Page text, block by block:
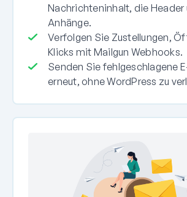
Nachrichteninhalt, die Header
Anhänge.
Verfolgen Sie Zustellungen,
Klicks mit Mailgun Webhooks.
Senden Sie fehlgeschlagene
erneut, ohne WordPress zu